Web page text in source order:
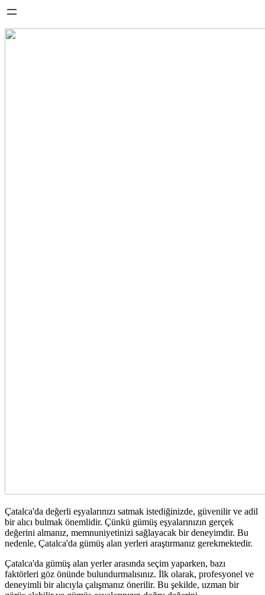
Çatalca'da değerli eşyalarınızı satmak istediğinizde, güvenilir ve adil
bir alıcı bulmak önemlidir. Çünkü gümüş eşyalarınızın gerçek
değerini almanız, memnuniyetinizi sağlayacak bir deneyimdir. Bu
nedenle, Çatalca'da gümüş alan yerleri araştırmanız gerekmektedir.
Çatalca'da gümüş alan yerler arasında seçim yaparken, bazı
faktörleri göz önünde bulundurmalısınız. İlk olarak, profesyonel ve
deneyimli bir alıcıyla çalışmanız önerilir. Bu şekilde, uzman bir